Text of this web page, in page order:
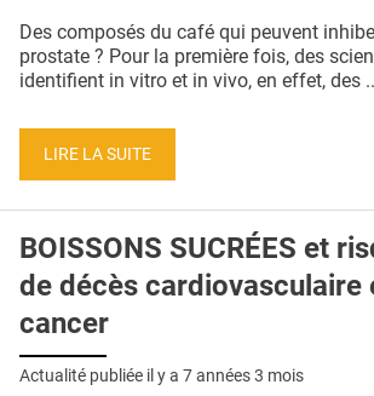
Des composés du café qui peuvent
prostate ? Pour la première fois, des
identifient in vitro et in vivo, en effet, des
LIRE LA SUITE
BOISSONS SUCRÉES et
de décès cardiovasculaire
cancer
Actualité publiée il y a 7 années 3 mois